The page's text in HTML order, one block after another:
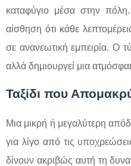
καταφύγιο μέσα στην
αίσθηση ότι κάθε
σε ανανεωτική εμπειρία. Ο
αλλά δημιουργεί μια
Ταξίδι που
Μια μικρή ή μεγαλύτερη
για λίγο από τις
δίνουν ακριβώς αυτή τη